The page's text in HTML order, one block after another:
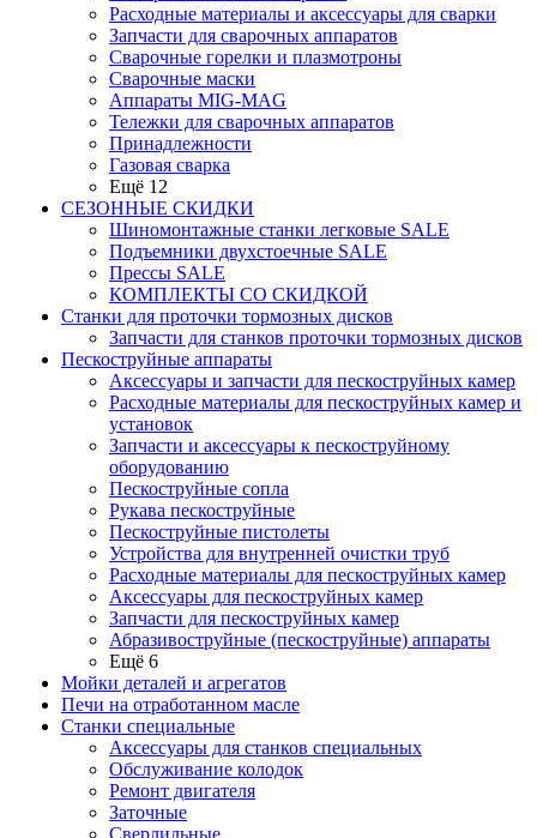
Расходные материалы и аксессуары для сварки
Запчасти для сварочных аппаратов
Сварочные горелки и плазмотроны
Сварочные маски
Аппараты MIG-MAG
Тележки для сварочных аппаратов
Принадлежности
Газовая сварка
Ещё 12
СЕЗОННЫЕ СКИДКИ
Шиномонтажные станки легковые SALE
Подъемники двухстоечные SALE
Прессы SALE
КОМПЛЕКТЫ СО СКИДКОЙ
Станки для проточки тормозных дисков
Запчасти для станков проточки тормозных дисков
Пескоструйные аппараты
Аксессуары и запчасти для пескоструйных камер
Расходные материалы для пескоструйных камер и
установок
Запчасти и аксессуары к пескоструйному
оборудованию
Пескоструйные сопла
Рукава пескоструйные
Пескоструйные пистолеты
Устройства для внутренней очистки труб
Расходные материалы для пескоструйных камер
Аксессуары для пескоструйных камер
Запчасти для пескоструйных камер
Абразивоструйные (пескоструйные) аппараты
Ещё 6
Мойки деталей и агрегатов
Печи на отработанном масле
Станки специальные
Аксессуары для станков специальных
Обслуживание колодок
Ремонт двигателя
Заточные
Сверлильные